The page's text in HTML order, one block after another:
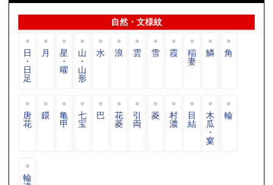
自然・文様紋
日
・
日
足
月 星
・
曜
山
・
山
形
水 浪 雲 雪 霞 稲
妻
鱗 角
唐
花
鐶 亀
甲
七
宝
巴 花
菱
引
両
菱 村
濃
目
結
木
瓜
・
窠
輪
輪